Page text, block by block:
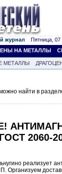
журнал Пятница, 07
НА МЕТАЛЛЫ
МЕТАЛЛЫ
найти в
2060-
реализует
Организуем